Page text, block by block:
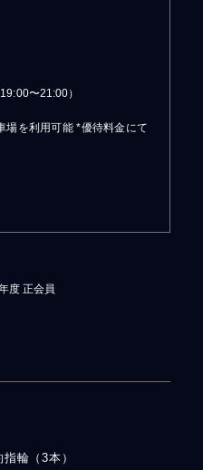
〜21:00）
場を利用可能 *優待料金にて
度 正会員
輪（3本）